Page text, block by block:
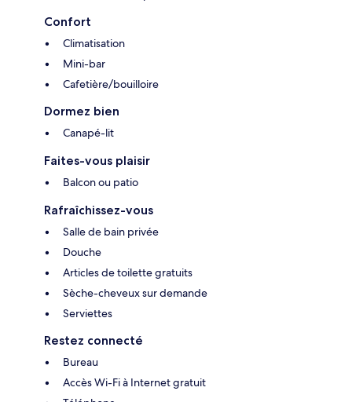
Confort
Climatisation
Mini-bar
Cafetière/bouilloire
Dormez bien
Canapé-lit
Faites-vous plaisir
Balcon ou patio
Rafraîchissez-vous
Salle de bain privée
Douche
Articles de toilette gratuits
Sèche-cheveux sur demande
Serviettes
Restez connecté
Bureau
Accès Wi-Fi à Internet gratuit